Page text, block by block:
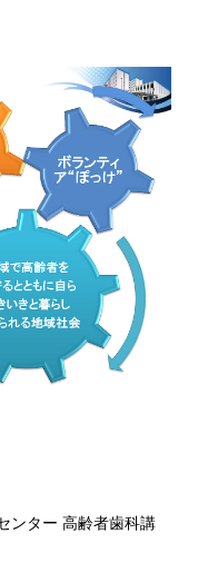
ンター 高齢者歯科講